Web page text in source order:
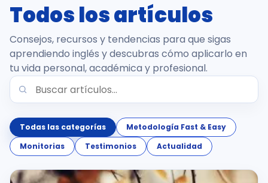
Paises
Nosotros
Usuarios
Comunidad
Habla
Todos los artículos
Consejos, recursos y tendencias para que sigas
aprendiendo inglés y descubras cómo aplicarlo en
tu vida personal, académica y profesional.
Todas las categorías
Metodología Fast & Easy
Monitorias
Testimonios Actualidad